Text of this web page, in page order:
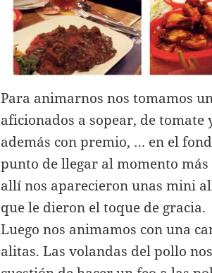
Para animarnos nos tomamos
aficionados a sopear, de
además con premio, … en el
punto de llegar al momento más
allí nos aparecieron unas mini
que le dieron el toque de gracia.
Luego nos animamos con una
alitas. Las volandas del pollo